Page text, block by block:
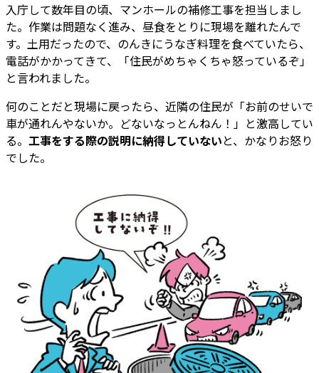
入庁して数年目の頃、マンホールの補修工事を担当しまし
た。作業は問題なく進み、昼食をとりに現場を離れたんで
す。土用だったので、のんきにうなぎ料理を食べていたら、
電話がかかってきて、「住民がめちゃくちゃ怒っているぞ」
と言われました。
何のことだと現場に戻ったら、近隣の住民が「お前のせいで
車が通れんやないか。どないなっとんねん！」と激高してい
る。 工事をする際の説明に納得していないと、かなりお怒り
でした。